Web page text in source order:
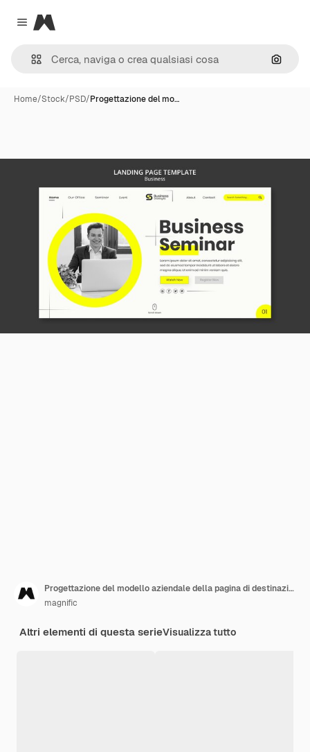
Close menu
Magnific
Cerca
Home/Stock/PSD/Progettazione del mo…
Progettazione del modello aziendale della pagina di destinazione
magnific
Altri elementi di questa serieVisualizza tutto